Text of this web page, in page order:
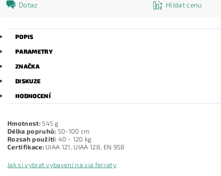
Dotaz Hlídat cenu
POPIS
PARAMETRY
ZNAČKA
DISKUZE
HODNOCENÍ
Hmotnost:545 g
Délka popruhů: 50-100 cm
Rozsah použití: 40 - 120 kg
Certifikace: UIAA 121, UIAA 128, EN 958
Jak si vybrat vybavení na via ferraty